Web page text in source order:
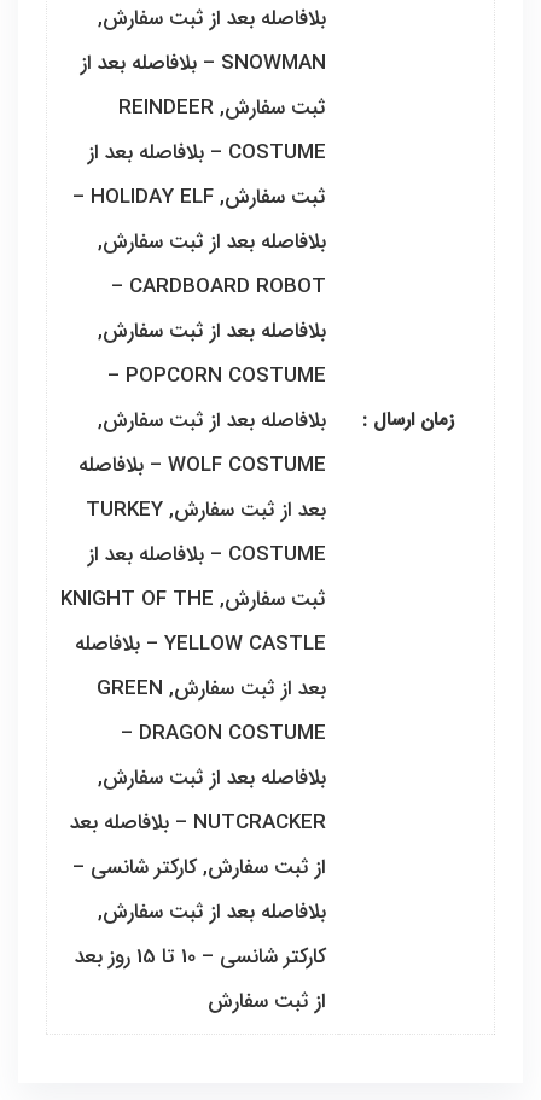
زمان ارسال :
بلافاصله بعد از ثبت سفارش,
SNOWMAN – بلافاصله بعد از
ثبت سفارش, REINDEER
COSTUME – بلافاصله بعد از
ثبت سفارش, HOLIDAY ELF –
بلافاصله بعد از ثبت سفارش,
CARDBOARD ROBOT –
بلافاصله بعد از ثبت سفارش,
POPCORN COSTUME –
بلافاصله بعد از ثبت سفارش,
WOLF COSTUME – بلافاصله
بعد از ثبت سفارش, TURKEY
COSTUME – بلافاصله بعد از
ثبت سفارش, KNIGHT OF THE
YELLOW CASTLE – بلافاصله
بعد از ثبت سفارش, GREEN
DRAGON COSTUME –
بلافاصله بعد از ثبت سفارش,
NUTCRACKER – بلافاصله بعد
از ثبت سفارش, کارکتر شانسی –
بلافاصله بعد از ثبت سفارش,
کارکتر شانسی – 10 تا 15 روز بعد
از ثبت سفارش